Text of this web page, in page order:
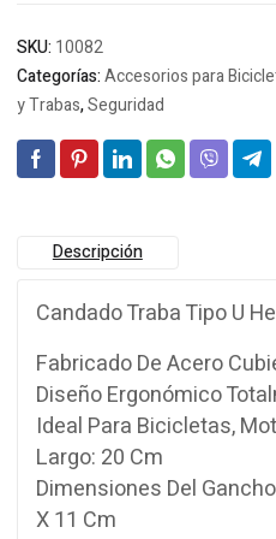
SKU: 10082
Categorías:Accesorios para
y Trabas,Seguridad
Descripción
Candado Traba Tipo U
Fabricado De Acero
Diseño Ergonómico
Ideal Para Bicicletas,
Largo: 20 Cm
Dimensiones Del
X 11 Cm